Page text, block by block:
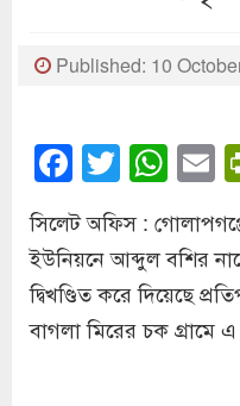
Published: 10
Facebook
Twitter
সিলেট অফিস :
ইউনিয়নে আব্দুল বশির
দ্বিখণ্ডিত করে দিয়েছে
বাগলা মিরের চক গ্রামে এ